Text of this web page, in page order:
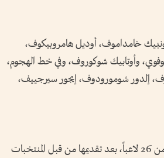
خامداموف، أوديل هامروبيكوف،
وأوتابيك شوكوروف، وفي خط الهجوم،
إلدور شومورودوف، إيجور سيرجييف،
وجميع القوائم مؤقتة حتى يعلن عن القائمة النهائية المكونة من 26 لاعباً، بعد تقديمها من قبل المنتخبات